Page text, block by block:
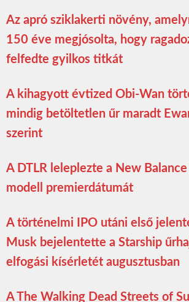
Az apró sziklakerti növény,
150 éve megjósolta, hogy
felfedte gyilkos titkát
A kihagyott évtized Obi-Wan
mindig betöltetlen űr maradt
szerint
A DTLR leleplezte a New
modell premierdátumát
A történelmi IPO utáni első
Musk bejelentette a Starship
elfogási kísérletét augusztusban
A The Walking Dead Streets of